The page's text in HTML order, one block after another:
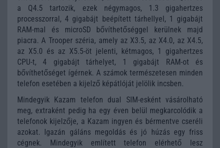
a Q4.5 tartozik, ezek négymagos, 1.3 gigahertzes
processzorral, 4 gigabájt beépített tárhellyel, 1 gigabájt
RAM-mal és microSD bővíthetőséggel kerülnek majd
piacra. A Trooper széria, amely az X3.5, az X4.0, az X4.5,
az X5.0 és az X5.5-öt jelenti, kétmagos, 1 gigahertzes
CPU-t, 4 gigabájt tárhelyet, 1 gigabájt RAM-ot és
bővíthetőséget ígérnek. A számok természetesen minden
telefon esetében a kijelző képátlóját jelölik incsben.
Mindegyik Kazam telefon dual SIM-esként vásárolható
meg, extraként pedig ha egy éven belül megkarcolódik a
telefonok kijelzője, a Kazam ingyen és bérmentve cseréli
azokat. Igazán gáláns megoldás és jó húzás egy friss
cégnek. Mindegyik említett telefon elérhető lesz